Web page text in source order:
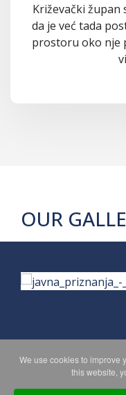
Križevački župan
da je već tada
prostoru oko nje
OUR
We use cookies to improve
this website,